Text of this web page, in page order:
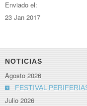
Enviado el:
23 Jan 2017
NOTICIAS
Agosto 2026
FESTIVAL
Julio 2026